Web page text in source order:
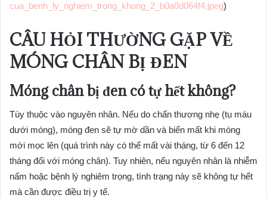
cua_benh_ly_nghiem_trong_khong_2_b0a0d064f4.jpeg)
CÂU HỎI THƯỜNG GẶP VỀ
MÓNG CHÂN BỊ ĐEN
Móng chân bị đen có tự hết không?
Tùy thuộc vào nguyên nhân. Nếu do chấn thương nhẹ (tụ máu
dưới móng), móng đen sẽ tự mờ dần và biến mất khi móng
mới mọc lên (quá trình này có thể mất vài tháng, từ 6 đến 12
tháng đối với móng chân). Tuy nhiên, nếu nguyên nhân là nhiễm
nấm hoặc bệnh lý nghiêm trọng, tình trạng này sẽ không tự hết
mà cần được điều trị y tế.